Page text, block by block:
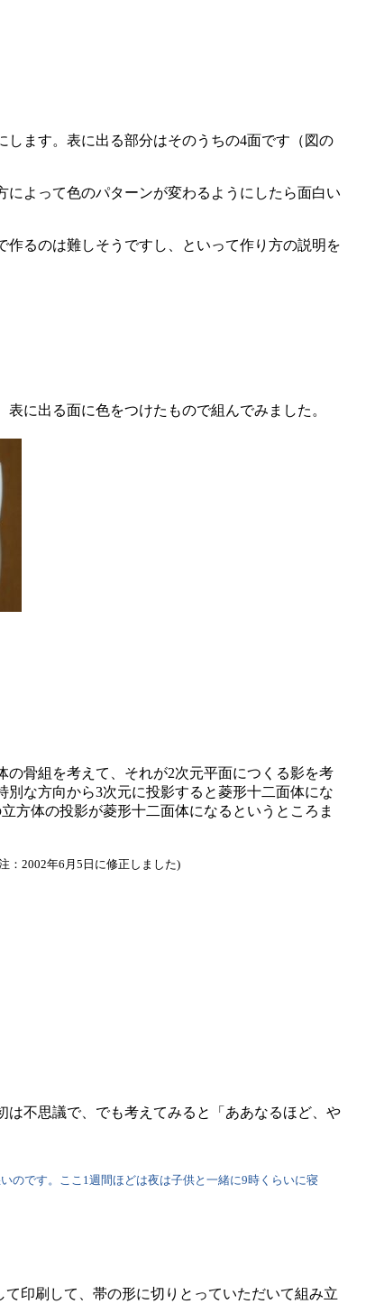
ます。表に出る部分はそのうちの4面です（図の
よって色のパターンが変わるようにしたら面白い
るのは難しそうですし、といって作り方の説明を
に出る面に色をつけたもので組んでみました。
骨組を考えて、それが2次元平面につくる影を考
な方向から3次元に投影すると菱形十二面体にな
方体の投影が菱形十二面体になるというところま
：2002年6月5日に修正しました)
不思議で、でも考えてみると「ああなるほど、や
のです。ここ1週間ほどは夜は子供と一緒に9時くらいに寝
印刷して、帯の形に切りとっていただいて組み立